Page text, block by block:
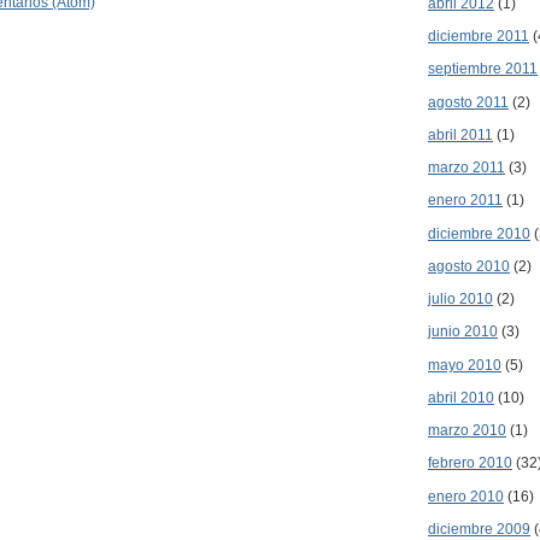
abril 2012 (1)
diciembre 2011
septiembre 2011
agosto 2011 (2)
abril 2011 (1)
marzo 2011 (3)
enero 2011 (1)
diciembre 2010
agosto 2010 (2)
julio 2010 (2)
junio 2010 (3)
mayo 2010 (5)
abril 2010 (10)
marzo 2010 (1)
febrero 2010
enero 2010 (16)
diciembre 2009